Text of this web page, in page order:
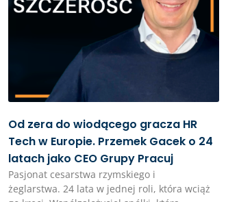
Od zera do wiodącego gracza HR
Tech w Europie. Przemek Gacek o 24
latach jako CEO Grupy Pracuj
Pasjonat cesarstwa rzymskiego i
żeglarstwa. 24 lata w jednej roli, która wciąż